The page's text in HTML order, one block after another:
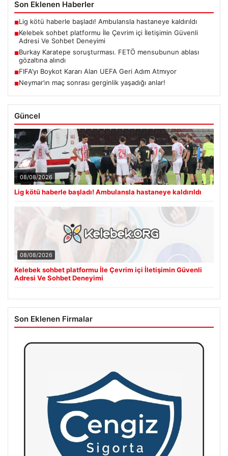
Son Eklenen Haberler
■Lig kötü haberle başladı! Ambulansla hastaneye kaldırıldı
■Kelebek sohbet platformu İle Çevrim içi İletişimin Güvenli
Adresi Ve Sohbet Deneyimi
■Burkay Karatepe soruşturması. FETÖ mensubunun ablası
gözaltına alındı
■FIFA’yı Boykot Kararı Alan UEFA Geri Adım Atmıyor
■Neymar’ın maç sonrası gerginlik yaşadığı anlar!
Güncel
08/08/2026
Lig kötü haberle başladı! Ambulansla hastaneye kaldırıldı
08/08/2026
Kelebek sohbet platformu İle Çevrim içi İletişimin Güvenli
Adresi Ve Sohbet Deneyimi
Son Eklenen Firmalar